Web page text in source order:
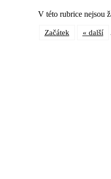
V této rubrice nejsou
Začátek « další